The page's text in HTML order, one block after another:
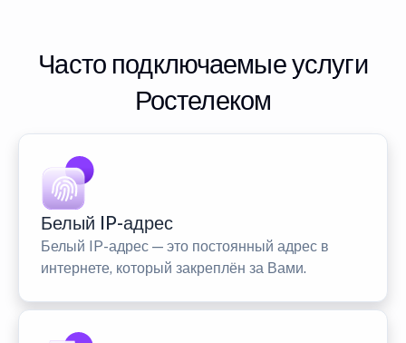
Часто подключаемые услуги
Ростелеком
Белый IP-адрес
Белый IP-адрес — это постоянный адрес в
интернете, который закреплён за Вами.